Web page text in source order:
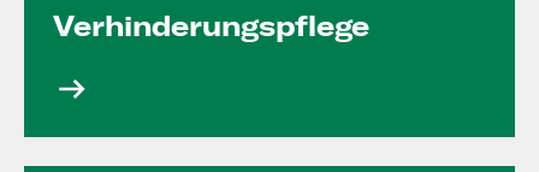
Verhinde­rungs­pflege